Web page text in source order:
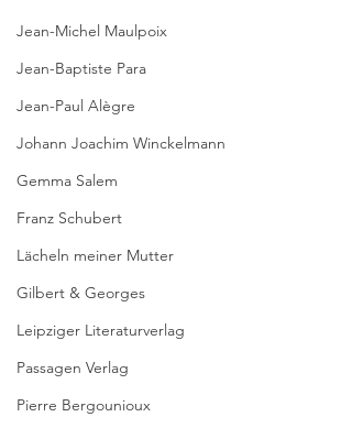
Jean-Michel Maulpoix
Jean-Baptiste Para
Jean-Paul Alègre
Johann Joachim Winckelmann
Gemma Salem
Franz Schubert
Lächeln meiner Mutter
Gilbert & Georges
Leipziger Literaturverlag
Passagen Verlag
Pierre Bergounioux